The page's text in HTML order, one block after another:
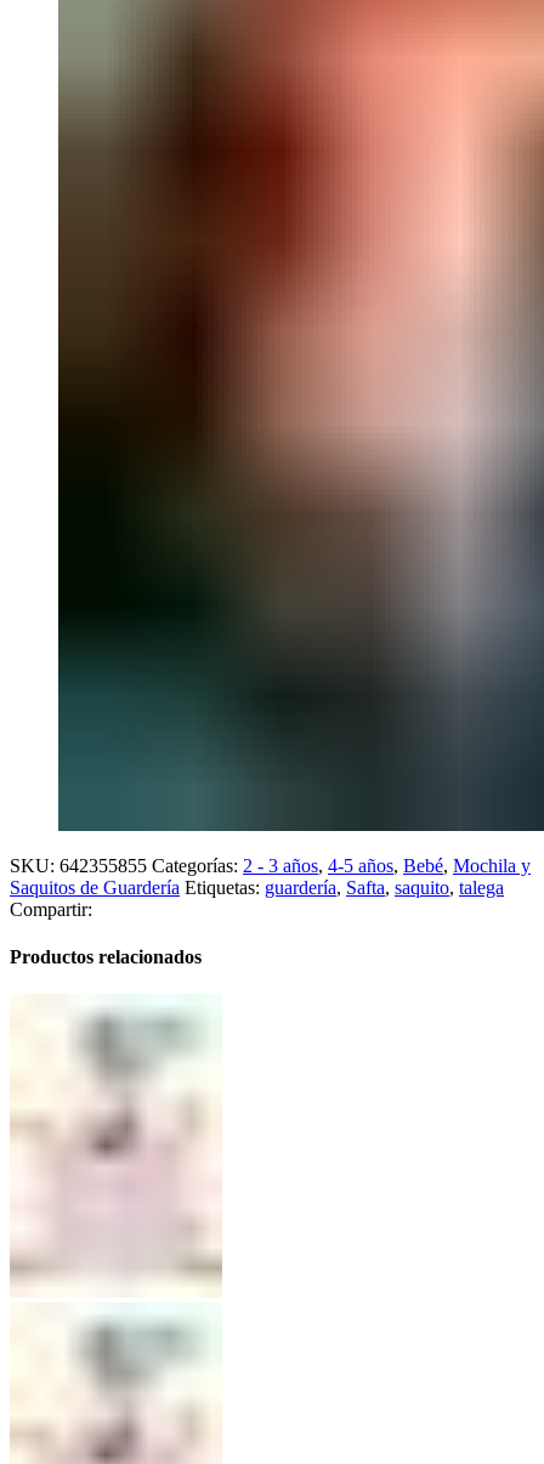
SKU: 642355855 Categorías: 2 - 3 años, 4-5 años, Bebé, Mochila y
Saquitos de Guardería Etiquetas: guardería, Safta, saquito, talega
Compartir:
Productos relacionados